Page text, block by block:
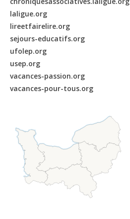
laligue.org
lireetfairelire.org
sejours-educatifs.org
ufolep.org
usep.org
vacances-passion.org
vacances-pour-tous.org